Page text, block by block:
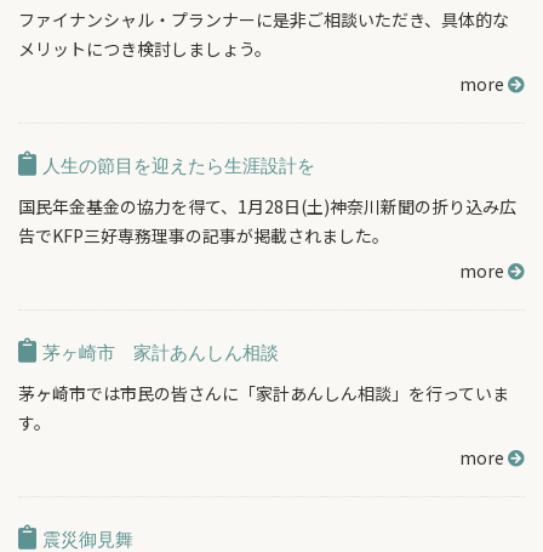
ファイナンシャル・プランナーに是非ご相談いただき、具体的な
メリットにつき検討しましょう。
more
人生の節目を迎えたら生涯設計を
国民年金基金の協力を得て、1月28日(土)神奈川新聞の折り込み広
告でKFP三好専務理事の記事が掲載されました。
more
茅ヶ崎市 家計あんしん相談
茅ヶ崎市では市民の皆さんに「家計あんしん相談」を行っていま
す。
more
震災御見舞